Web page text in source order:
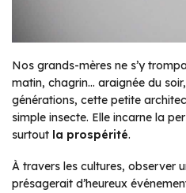
Nos grands-mères ne s’y
matin, chagrin… araignée du
générations, cette petite
simple insecte. Elle incarne la
surtout la prospérité.
À travers les cultures, observer
présagerait d’heureux